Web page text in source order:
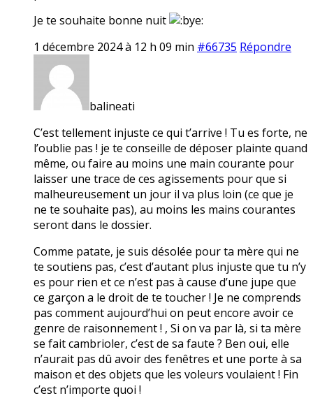
Je te souhaite bonne nuit
1 décembre 2024 à 12 h 09 min #66735 Répondre
balineati
C’est tellement injuste ce qui t’arrive ! Tu es forte, ne
l’oublie pas ! je te conseille de déposer plainte quand
même, ou faire au moins une main courante pour
laisser une trace de ces agissements pour que si
malheureusement un jour il va plus loin (ce que je
ne te souhaite pas), au moins les mains courantes
seront dans le dossier.
Comme patate, je suis désolée pour ta mère qui ne
te soutiens pas, c’est d’autant plus injuste que tu n’y
es pour rien et ce n’est pas à cause d’une jupe que
ce garçon a le droit de te toucher ! Je ne comprends
pas comment aujourd’hui on peut encore avoir ce
genre de raisonnement ! , Si on va par là, si ta mère
se fait cambrioler, c’est de sa faute ? Ben oui, elle
n’aurait pas dû avoir des fenêtres et une porte à sa
maison et des objets que les voleurs voulaient ! Fin
c’est n’importe quoi !